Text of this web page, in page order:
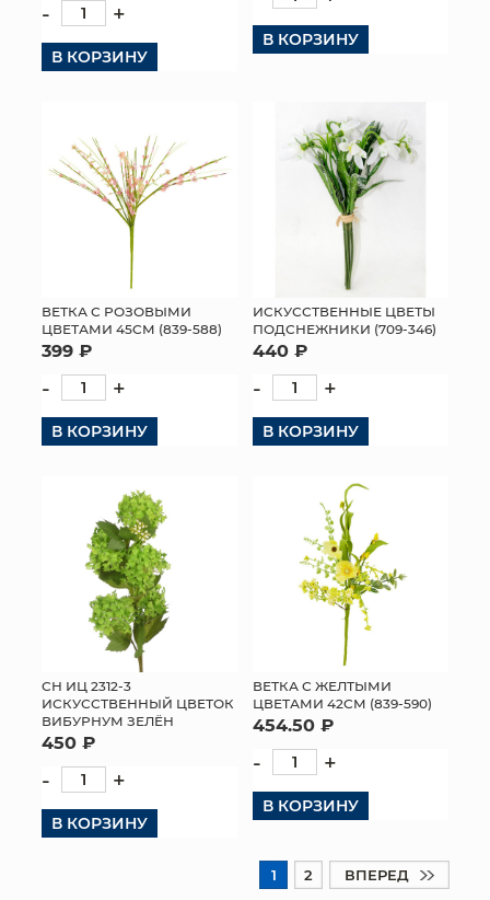
- +
В КОРЗИНУ
В КОРЗИНУ
ВЕТКА С РОЗОВЫМИ
ЦВЕТАМИ 45СМ (839-588)
399 ₽
- +
В КОРЗИНУ
ИСКУССТВЕННЫЕ ЦВЕТЫ
ПОДСНЕЖНИКИ (709-346)
440 ₽
- +
В КОРЗИНУ
СН ИЦ 2312-3
ИСКУССТВЕННЫЙ ЦВЕТОК
ВИБУРНУМ ЗЕЛЁН
450 ₽
- +
В КОРЗИНУ
ВЕТКА С ЖЕЛТЫМИ
ЦВЕТАМИ 42СМ (839-590)
454.50 ₽
- +
В КОРЗИНУ
1 2 ВПЕРЕД